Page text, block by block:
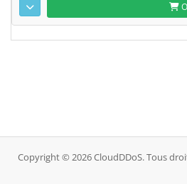
Copyright © 2026 CloudDDoS. Tous